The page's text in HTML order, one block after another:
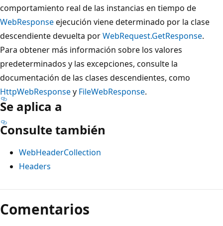
comportamiento real de las instancias en tiempo de
WebResponseejecución viene determinado por la clase
descendiente devuelta porWebRequest.GetResponse.
Para obtener más información sobre los valores
predeterminados y las excepciones, consulte la
documentación de las clases descendientes, como
HttpWebResponsey FileWebResponse.
Se aplica a
Consulte también
WebHeaderCollection
Headers
Modo
de
lectura
Comentarios